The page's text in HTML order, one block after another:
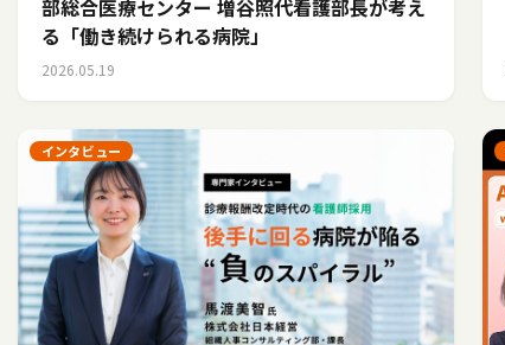
部総合医療センター 増谷照代看護部長が考え
る「働き続けられる病院」
2026.05.19
インタビュー